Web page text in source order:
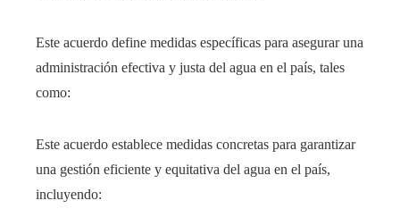
Este acuerdo define medidas específicas para asegurar una
administración efectiva y justa del agua en el país, tales
como:
Este acuerdo establece medidas concretas para garantizar
una gestión eficiente y equitativa del agua en el país,
incluyendo: